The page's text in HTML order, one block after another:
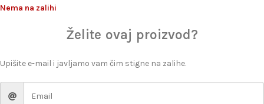
Nema na zalihi
Želite ovaj proizvod?
Upišite e-mail i javljamo vam čim stigne na zalihe.